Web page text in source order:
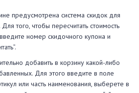
предусмотрена система скидок для
того, чтобы пересчитать стоимость
номер скидочного купона и
добавить в корзину какой-либо
Для этого введите в поле
или часть наименования, выберете в